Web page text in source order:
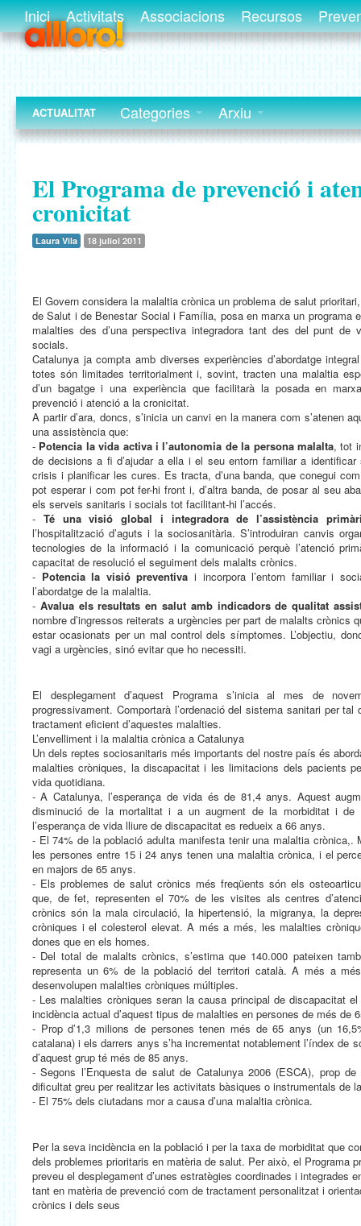
Inici Activitats Associacions Recursos
ACTUALITAT Categories Arxiu
El Programa de prevenció i
cronicitat
Laura Vila 18 juliol 2011
El Govern considera la malaltia crònica un problema de salut
de Salut i de Benestar Social i Família, posa en marxa un programa
malalties des d’una perspectiva integradora tant des del punt
socials.
Catalunya ja compta amb diverses experiències d’abordatge
totes són limitades territorialment i, sovint, tracten una malaltia
d’un bagatge i una experiència que facilitarà la posada en
prevenció i atenció a la cronicitat.
A partir d’ara, doncs, s’inicia un canvi en la manera com s’atenen
una assistència que:
- Potencia la vida activa i l’autonomia de la persona malalta, tot
de decisions a fi d’ajudar a ella i el seu entorn familiar a
crisis i planificar les cures. Es tracta, d’una banda, que conegui
pot esperar i com pot fer-hi front i, d’altra banda, de posar al seu
els serveis sanitaris i socials tot facilitant-hi l’accés.
- Té una visió global i integradora de l’assistència
l’hospitalització d’aguts i la sociosanitària. S’introduiran canvis
tecnologies de la informació i la comunicació perquè l’atenció
capacitat de resolució el seguiment dels malalts crònics.
- Potencia la visió preventiva i incorpora l’entorn familiar i
l’abordatge de la malaltia.
- Avalua els resultats en salut amb indicadors de qualitat
nombre d’ingressos reiterats a urgències per part de malalts crònics
estar ocasionats per un mal control dels símptomes. L’objectiu,
vagi a urgències, sinó evitar que ho necessiti.
El desplegament d’aquest Programa s’inicia al mes de
progressivament. Comportarà l’ordenació del sistema sanitari per tal
tractament eficient d’aquestes malalties.
L’envelliment i la malaltia crònica a Catalunya
Un dels reptes sociosanitaris més importants del nostre país és
malalties cròniques, la discapacitat i les limitacions dels pacients
vida quotidiana.
- A Catalunya, l’esperança de vida és de 81,4 anys. Aquest
disminució de la mortalitat i a un augment de la morbiditat i de
l’esperança de vida lliure de discapacitat es redueix a 66 anys.
- El 74% de la població adulta manifesta tenir una malaltia crònica,.
les persones entre 15 i 24 anys tenen una malaltia crònica, i el
en majors de 65 anys.
- Els problemes de salut crònics més freqüents són els
que, de fet, representen el 70% de les visites als centres
crònics són la mala circulació, la hipertensió, la migranya, la
cròniques i el colesterol elevat. A més a més, les malalties
dones que en els homes.
- Del total de malalts crònics, s’estima que 140.000 pateixen
representa un 6% de la població del territori català. A més a
desenvolupen malalties cròniques múltiples.
- Les malalties cròniques seran la causa principal de discapacitat
incidència actual d’aquest tipus de malalties en persones de més de
- Prop d’1,3 milions de persones tenen més de 65 anys (un
catalana) i els darrers anys s’ha incrementat notablement l’índex de
d’aquest grup té més de 85 anys.
- Segons l’Enquesta de salut de Catalunya 2006 (ESCA), prop
dificultat greu per realitzar les activitats bàsiques o instrumentals de
- El 75% dels ciutadans mor a causa d’una malaltia crònica.
Per la seva incidència en la població i per la taxa de morbiditat que
dels problemes prioritaris en matèria de salut. Per això, el Programa
preveu el desplegament d’unes estratègies coordinades i integrades
tant en matèria de prevenció com de tractament personalitzat i
crònics i dels seus